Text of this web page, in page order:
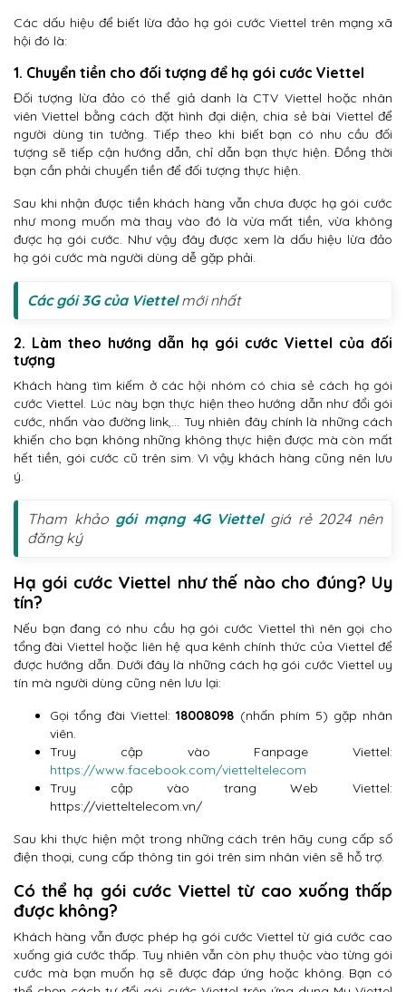
Các dấu hiệu để biết lừa đảo hạ gói cước Viettel trên mạng xã
hội đó là:
1. Chuyển tiền cho đối tượng để hạ gói cước Viettel
Đối tượng lừa đảo có thể giả danh là CTV Viettel hoặc nhân
viên Viettel bằng cách đặt hình đại diện, chia sẻ bài Viettel để
người dùng tin tưởng. Tiếp theo khi biết bạn có nhu cầu đối
tượng sẽ tiếp cận hướng dẫn, chỉ dẫn bạn thực hiện. Đồng thời
bạn cần phải chuyển tiền để đối tượng thực hiện.
Sau khi nhận được tiền khách hàng vẫn chưa được hạ gói cước
như mong muốn mà thay vào đó là vừa mất tiền, vừa không
được hạ gói cước. Như vậy đây được xem là dấu hiệu lừa đảo
hạ gói cước mà người dùng dễ gặp phải.
Các gói 3G của Viettelmới nhất
2. Làm theo hướng dẫn hạ gói cước Viettel của đối
tượng
Khách hàng tìm kiếm ở các hội nhóm có chia sẻ cách hạ gói
cước Viettel. Lúc này bạn thực hiện theo hướng dẫn như đổi gói
cước, nhấn vào đường link,… Tuy nhiên đây chính là những cách
khiến cho bạn không những không thực hiện được mà còn mất
hết tiền, gói cước cũ trên sim. Vì vậy khách hàng cũng nên lưu
ý.
Tham khảo gói mạng 4G Viettelgiá rẻ 2024 nên
đăng ký
Hạ gói cước Viettel như thế nào cho đúng? Uy
tín?
Nếu bạn đang có nhu cầu hạ gói cước Viettel thì nên gọi cho
tổng đài Viettel hoặc liên hệ qua kênh chính thức của Viettel để
được hướng dẫn. Dưới đây là những cách hạ gói cước Viettel uy
tín mà người dùng cũng nên lưu lại:
Gọi tổng đài Viettel: 18008098 (nhấn phím 5) gặp nhân
viên.
Truy cập vào Fanpage Viettel:
https://www.facebook.com/vietteltelecom
Truy cập vào trang Web Viettel:
https://vietteltelecom.vn/
Sau khi thực hiện một trong những cách trên hãy cung cấp số
điện thoại, cung cấp thông tin gói trên sim nhân viên sẽ hỗ trợ.
Có thể hạ gói cước Viettel từ cao xuống thấp
được không?
Khách hàng vẫn được phép hạ gói cước Viettel từ giá cước cao
xuống giá cước thấp. Tuy nhiên vẫn còn phụ thuộc vào từng gói
cước mà bạn muốn hạ sẽ được đáp ứng hoặc không. Bạn có